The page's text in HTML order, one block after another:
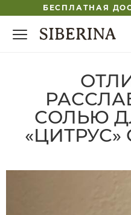
БЕСПЛАТНАЯ
СОЛЬЮ
«ЦИТРУС»